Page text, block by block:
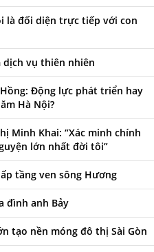
là đối diện trực tiếp với con
dịch vụ thiên nhiên
Động lực phát triển hay
Hà Nội?
Minh Khai: “Xác minh chính
lớn nhất đời tôi”
tầng ven sông Hương
đình anh Bảy
tạo nền móng đô thị Sài Gòn